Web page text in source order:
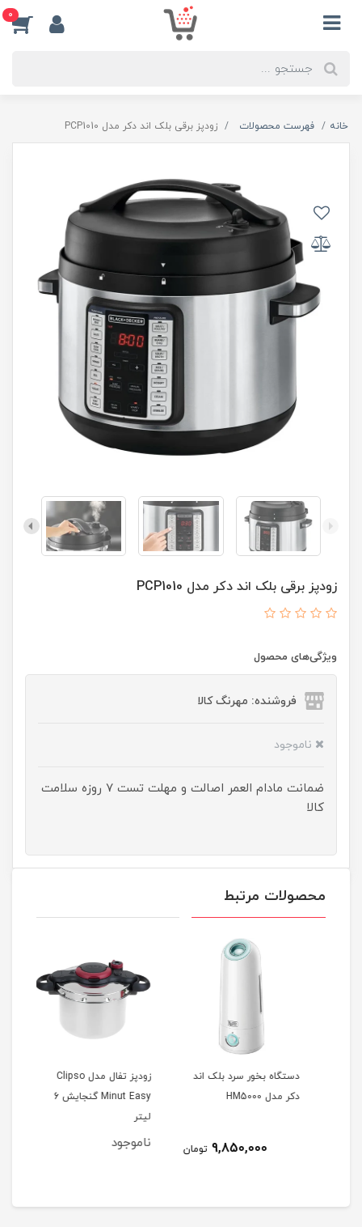
0
خانه فهرست محصولات زودپز برقی بلک اند دکر مدل PCP1010
زودپز برقی بلک اند دکر مدل PCP1010
ویژگی‌های محصول
فروشنده: مهرنگ کالا
ناموجود
ضمانت مادام العمر اصالت و مهلت تست ۷ روزه سلامت
کالا
محصولات مرتبط
دستگاه بخور سرد بلک اند
دکر مدل HM5000
9,850,000 تومان
زودپز تفال مدل Clipso
Minut Easy گنجایش 6
لیتر
ناموجود